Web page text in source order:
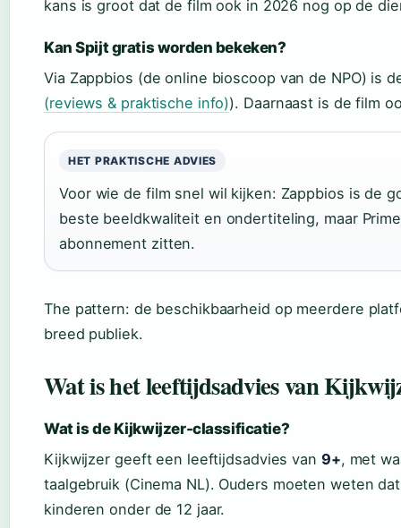
kans is groot dat de film ook in 2026 nog op de
Kan Spijt gratis worden bekeken?
Via Zappbios (de online bioscoop van de NPO) is
(reviews & praktische info)). Daarnaast is de film
HET PRAKTISCHE ADVIES
Voor wie de film snel wil kijken: Zappbios is de
beste beeldkwaliteit en ondertiteling, maar
abonnement zitten.
The pattern: de beschikbaarheid op meerdere
breed publiek.
Wat is het leeftijdsadvies van
Wat is de Kijkwijzer-classificatie?
Kijkwijzer geeft een leeftijdsadvies van 9+, met
taalgebruik (Cinema NL). Ouders moeten weten
kinderen onder de 12 jaar.